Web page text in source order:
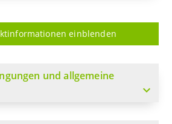
einblenden
und allgemeine
expand_more